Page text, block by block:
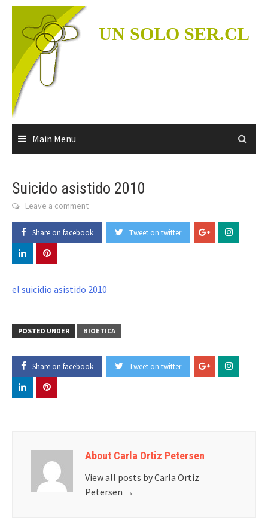
Skip
content
UN SOLO SER.CL
Main Menu
Suicido asistido 2010
Leave a comment
Share on facebook Tweet on twitter
el suicidio asistido 2010
POSTED UNDER BIOETICA
Share on facebook Tweet on twitter
About Carla Ortiz Petersen
View all posts by Carla Ortiz
Petersen →